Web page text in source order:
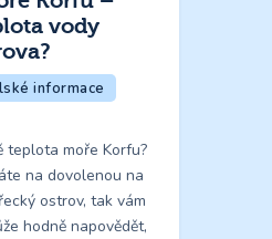
vody
informace
teplota moře Korfu?
na dovolenou na
ostrov, tak vám
hodně napovědět,